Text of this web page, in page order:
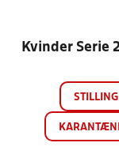
Kvinder Serie
STILLING